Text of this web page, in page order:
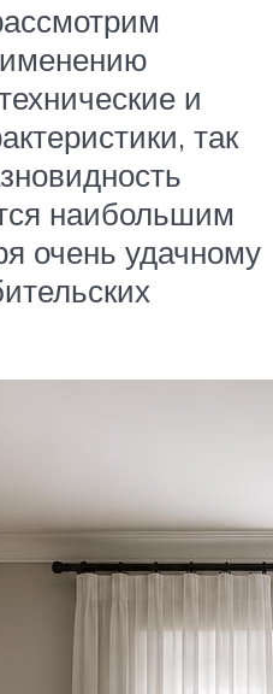
и
так
наибольшим
очень удачному